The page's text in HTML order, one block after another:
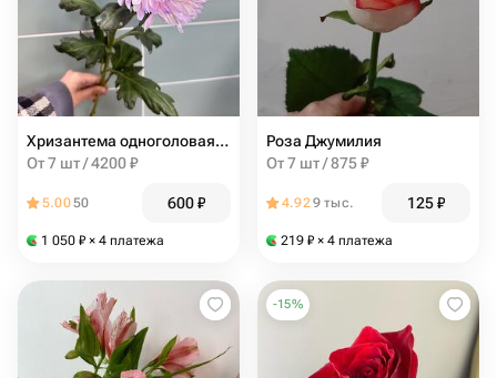
Хризантема одноголовая фиолетовая
От 7 шт / 4200 ₽
5.0050 600₽
1 050 ₽ × 4 платежа
Роза Джумилия
От 7 шт / 875 ₽
4.929 тыс. 125₽
219 ₽ × 4 платежа
-15%